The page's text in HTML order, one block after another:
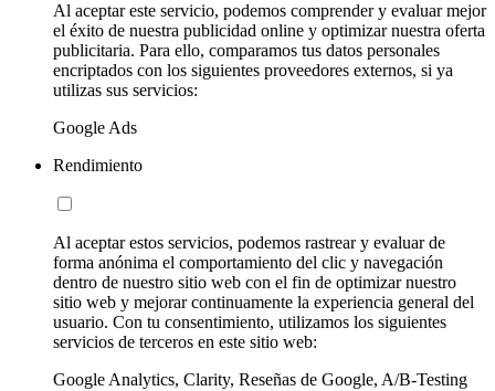
Al aceptar este servicio, podemos comprender y evaluar mejor
el éxito de nuestra publicidad online y optimizar nuestra oferta
publicitaria. Para ello, comparamos tus datos personales
encriptados con los siguientes proveedores externos, si ya
utilizas sus servicios:
Google Ads
Rendimiento
Al aceptar estos servicios, podemos rastrear y evaluar de
forma anónima el comportamiento del clic y navegación
dentro de nuestro sitio web con el fin de optimizar nuestro
sitio web y mejorar continuamente la experiencia general del
usuario. Con tu consentimiento, utilizamos los siguientes
servicios de terceros en este sitio web:
Google Analytics, Clarity, Reseñas de Google, A/B-Testing